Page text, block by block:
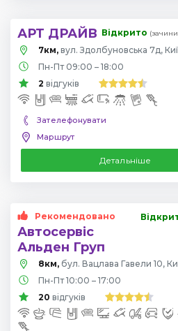
АРТ ДРАЙВ Відкрито
7км, вул. Здолбуновська 7д,
Пн-Пт 09:00 – 18:00
2 відгуків
Зателефонувати
Маршрут
Детальніше
Рекомендовано
Автосервіс
Альден Груп
8км, бул. Вацлава Гавели 10,
Пн-Пт 10:00 – 17:00
20 відгуків